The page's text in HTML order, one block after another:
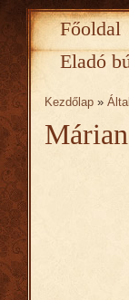
Főoldal
Eladó
Kezdőlap »